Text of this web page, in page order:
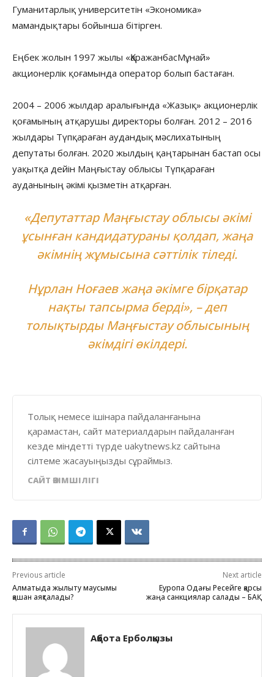
Гуманитарлық университетін «Экономика»
мамандықтары бойынша бітірген.
Еңбек жолын 1997 жылы «ҚаражанбасМұнай»
акционерлік қоғамында оператор болып бастаған.
2004 – 2006 жылдар аралығында «Жазық» акционерлік
қоғамының атқарушы директоры болған. 2012 – 2016
жылдары Түпқараған аудандық мәслихатының
депутаты болған. 2020 жылдың қаңтарынан бастап осы
уақытқа дейін Маңғыстау облысы Түпқараған
ауданының әкімі қызметін атқарған.
«Депутаттар Маңғыстау облысы әкімі
ұсынған кандидатураны қолдап, жаңа
әкімнің жұмысына сәттілік тіледі.
Нұрлан Ноғаев жаңа әкімге бірқатар
нақты тапсырма берді», – деп
толықтырды Маңғыстау облысының
әкімдігі өкілдері.
Толық немесе ішінара пайдаланғанына
қарамастан, сайт материалдарын пайдаланған
кезде міндетті түрде uakytnews.kz сайтына
сілтеме жасауыңызды сұраймыз.
САЙТ ӘКІМШІЛІГІ
Previous article
Алматыда жылыту маусымы
қашан аяқталады?
Next article
Еуропа Одағы Ресейге қарсы
жаңа санкциялар салады – БАҚ
Ақбота Ерболқызы